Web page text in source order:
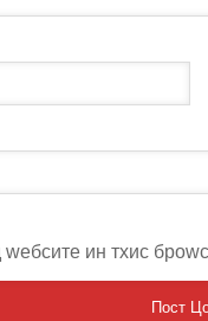
ин тхис